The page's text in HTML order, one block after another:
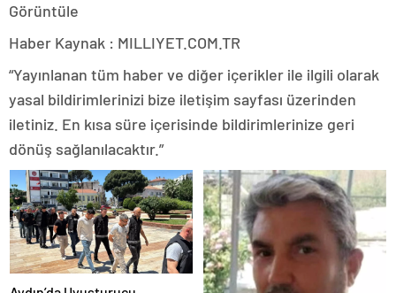
Görüntüle
Haber Kaynak : MILLIYET.COM.TR
“Yayınlanan tüm haber ve diğer içerikler ile ilgili olarak
yasal bildirimlerinizi bize iletişim sayfası üzerinden
iletiniz. En kısa süre içerisinde bildirimlerinize geri
dönüş sağlanılacaktır.”